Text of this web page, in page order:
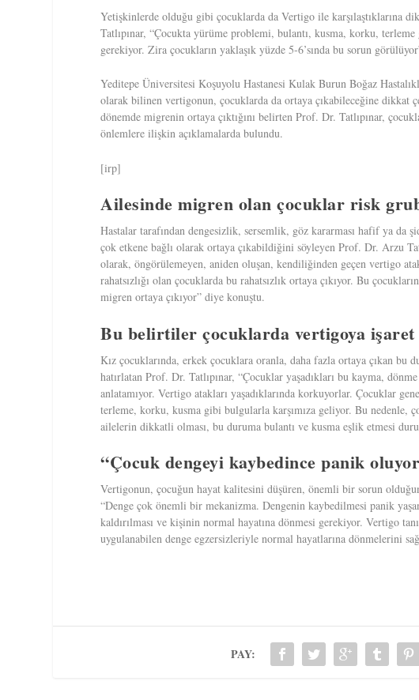
Yetişkinlerde olduğu gibi çocuklarda da Vertigo ile karşılaştıklarına
Tatlıpınar, “Çocukta yürüme problemi, bulantı, kusma, korku,
gerekiyor. Zira çocukların yaklaşık yüzde 5-6’sında bu sorun
Yeditepe Üniversitesi Koşuyolu Hastanesi Kulak Burun Boğaz
olarak bilinen vertigonun, çocuklarda da ortaya çıkabileceğine dikkat
dönemde migrenin ortaya çıktığını belirten Prof. Dr. Tatlıpınar,
önlemlere ilişkin açıklamalarda bulundu.
[irp]
Ailesinde migren olan çocuklar risk
Hastalar tarafından dengesizlik, sersemlik, göz kararması hafif ya
çok etkene bağlı olarak ortaya çıkabildiğini söyleyen Prof. Dr. Arzu
olarak, öngörülemeyen, aniden oluşan, kendiliğinden geçen vertigo
rahatsızlığı olan çocuklarda bu rahatsızlık ortaya çıkıyor. Bu
migren ortaya çıkıyor” diye konuştu.
Bu belirtiler çocuklarda vertigoya
Kız çocuklarında, erkek çocuklara oranla, daha fazla ortaya çıkan
hatırlatan Prof. Dr. Tatlıpınar, “Çocuklar yaşadıkları bu kayma,
anlatamıyor. Vertigo atakları yaşadıklarında korkuyorlar. Çocuklar
terleme, korku, kusma gibi bulgularla karşımıza geliyor. Bu nedenle,
ailelerin dikkatli olması, bu duruma bulantı ve kusma eşlik etmesi
“Çocuk dengeyi kaybedince panik
Vertigonun, çocuğun hayat kalitesini düşüren, önemli bir sorun
“Denge çok önemli bir mekanizma. Dengenin kaybedilmesi panik
kaldırılması ve kişinin normal hayatına dönmesi gerekiyor. Vertigo
uygulanabilen denge egzersizleriyle normal hayatlarına dönmelerini
PAY: